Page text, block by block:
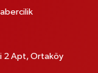
2 Apt, Ortaköy